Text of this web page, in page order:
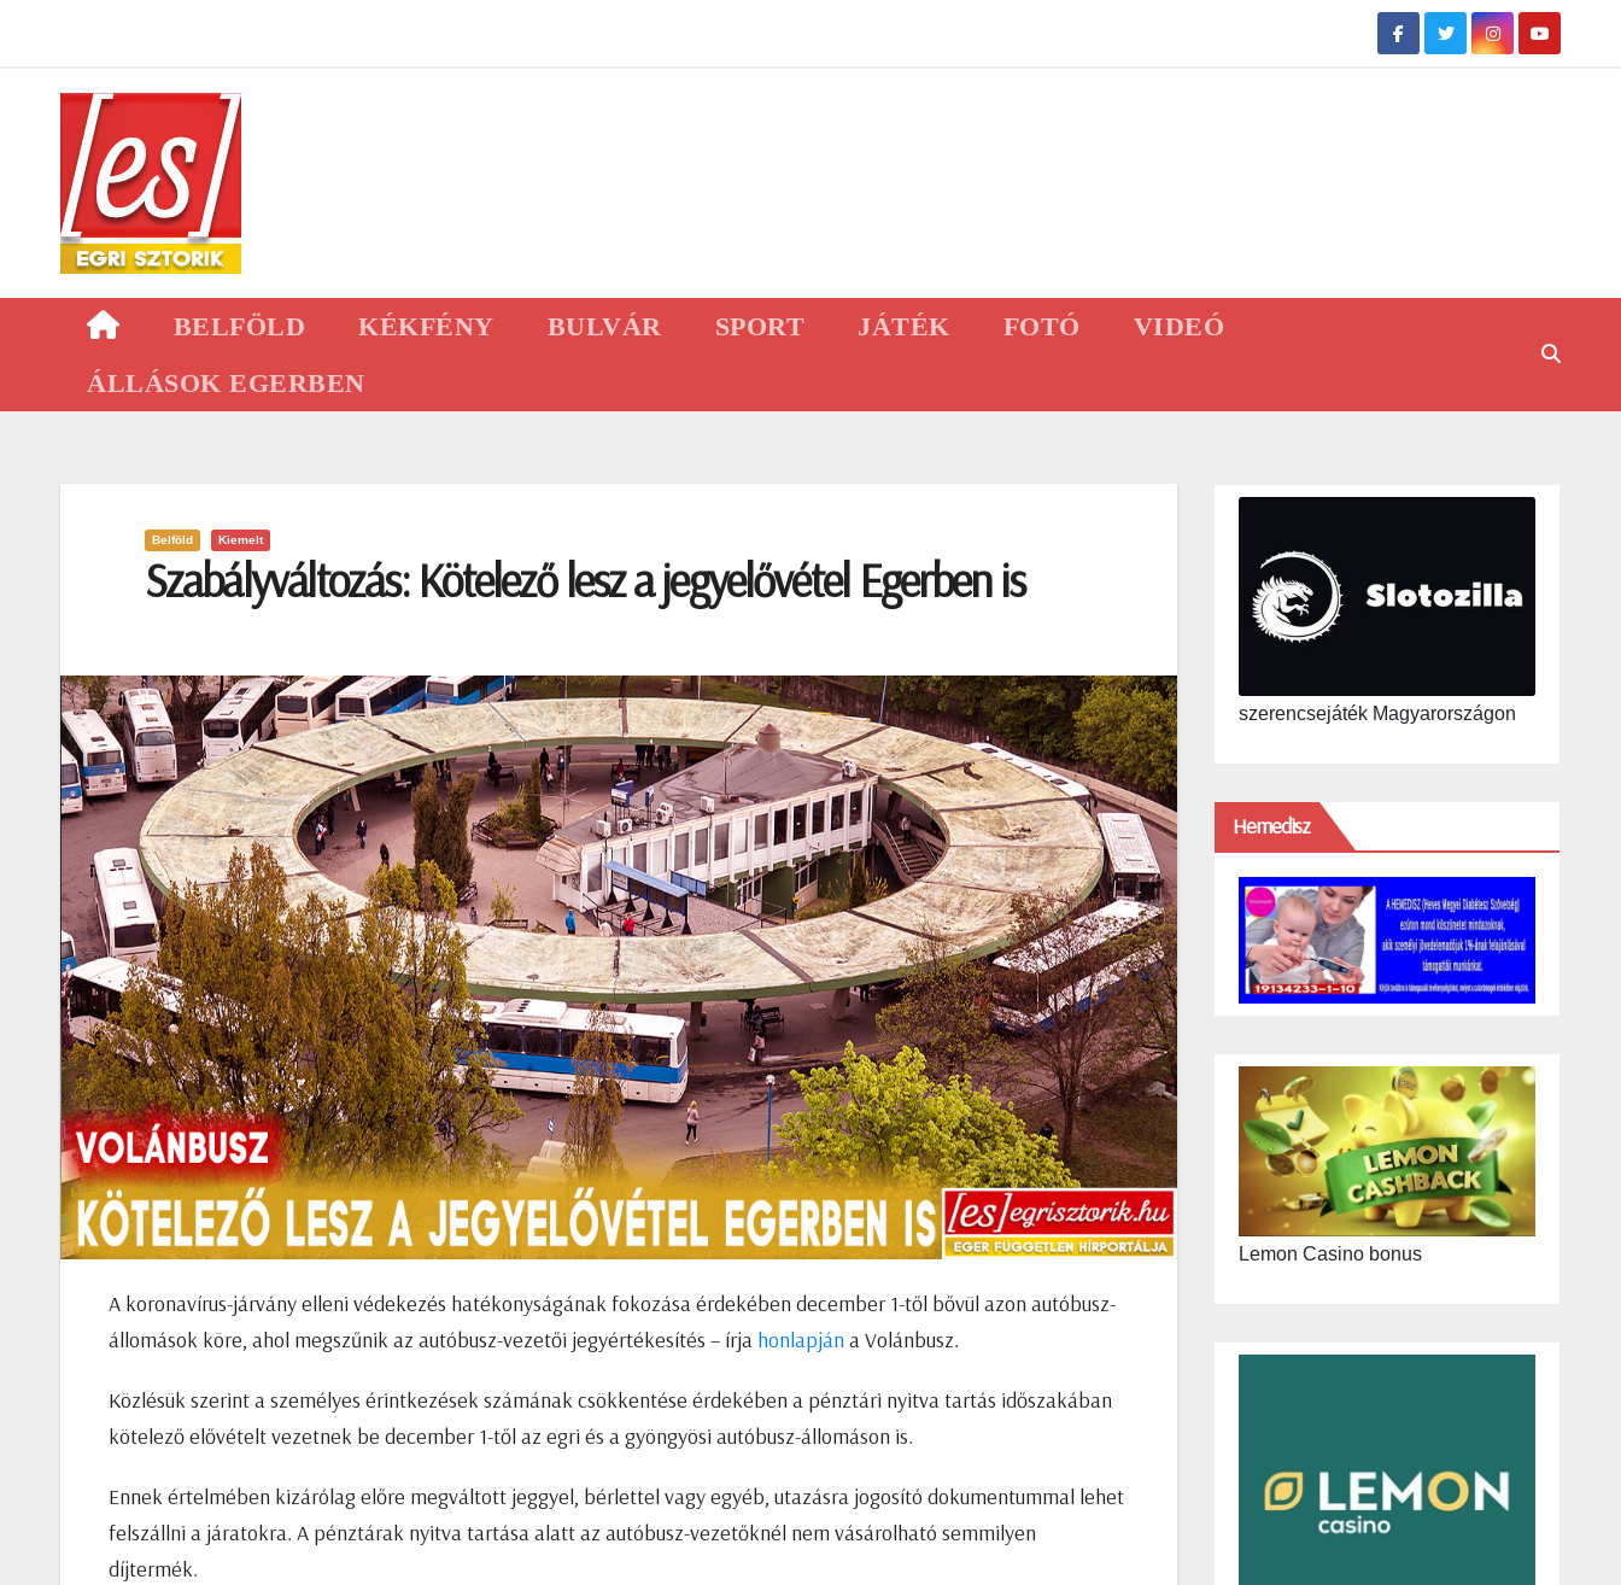
content
BELFÖLD KÉKFÉNY BULVÁR SPORT JÁTÉK FOTÓ
VIDEÓ
ÁLLÁSOK EGERBEN
Belföld Kiemelt
Szabályváltozás: Kötelező lesz a jegyelővétel Egerben is
A koronavírus-járvány elleni védekezés hatékonyságának fokozása érdekében december 1-től bővül azon autóbusz-
állomások köre, ahol megszűnik az autóbusz-vezetői jegyértékesítés – írja honlapjána Volánbusz.
Közlésük szerint a személyes érintkezések számának csökkentése érdekében a pénztári nyitva tartás időszakában
kötelező elővételt vezetnek be december 1-től az egri és a gyöngyösi autóbusz-állomáson is.
Ennek értelmében kizárólag előre megváltott jeggyel, bérlettel vagy egyéb, utazásra jogosító dokumentummal lehet
felszállni a járatokra. A pénztárak nyitva tartása alatt az autóbusz-vezetőknél nem vásárolható semmilyen
díjtermék.
szerencsejáték Magyarországon
Hemedisz
Lemon Casino bonus